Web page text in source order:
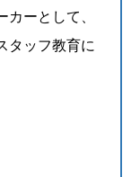
ーとして、
タッフ教育に